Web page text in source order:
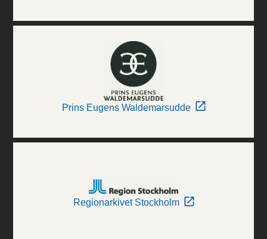
Prins Eugens Waldemarsudde
Regionarkivet Stockholm